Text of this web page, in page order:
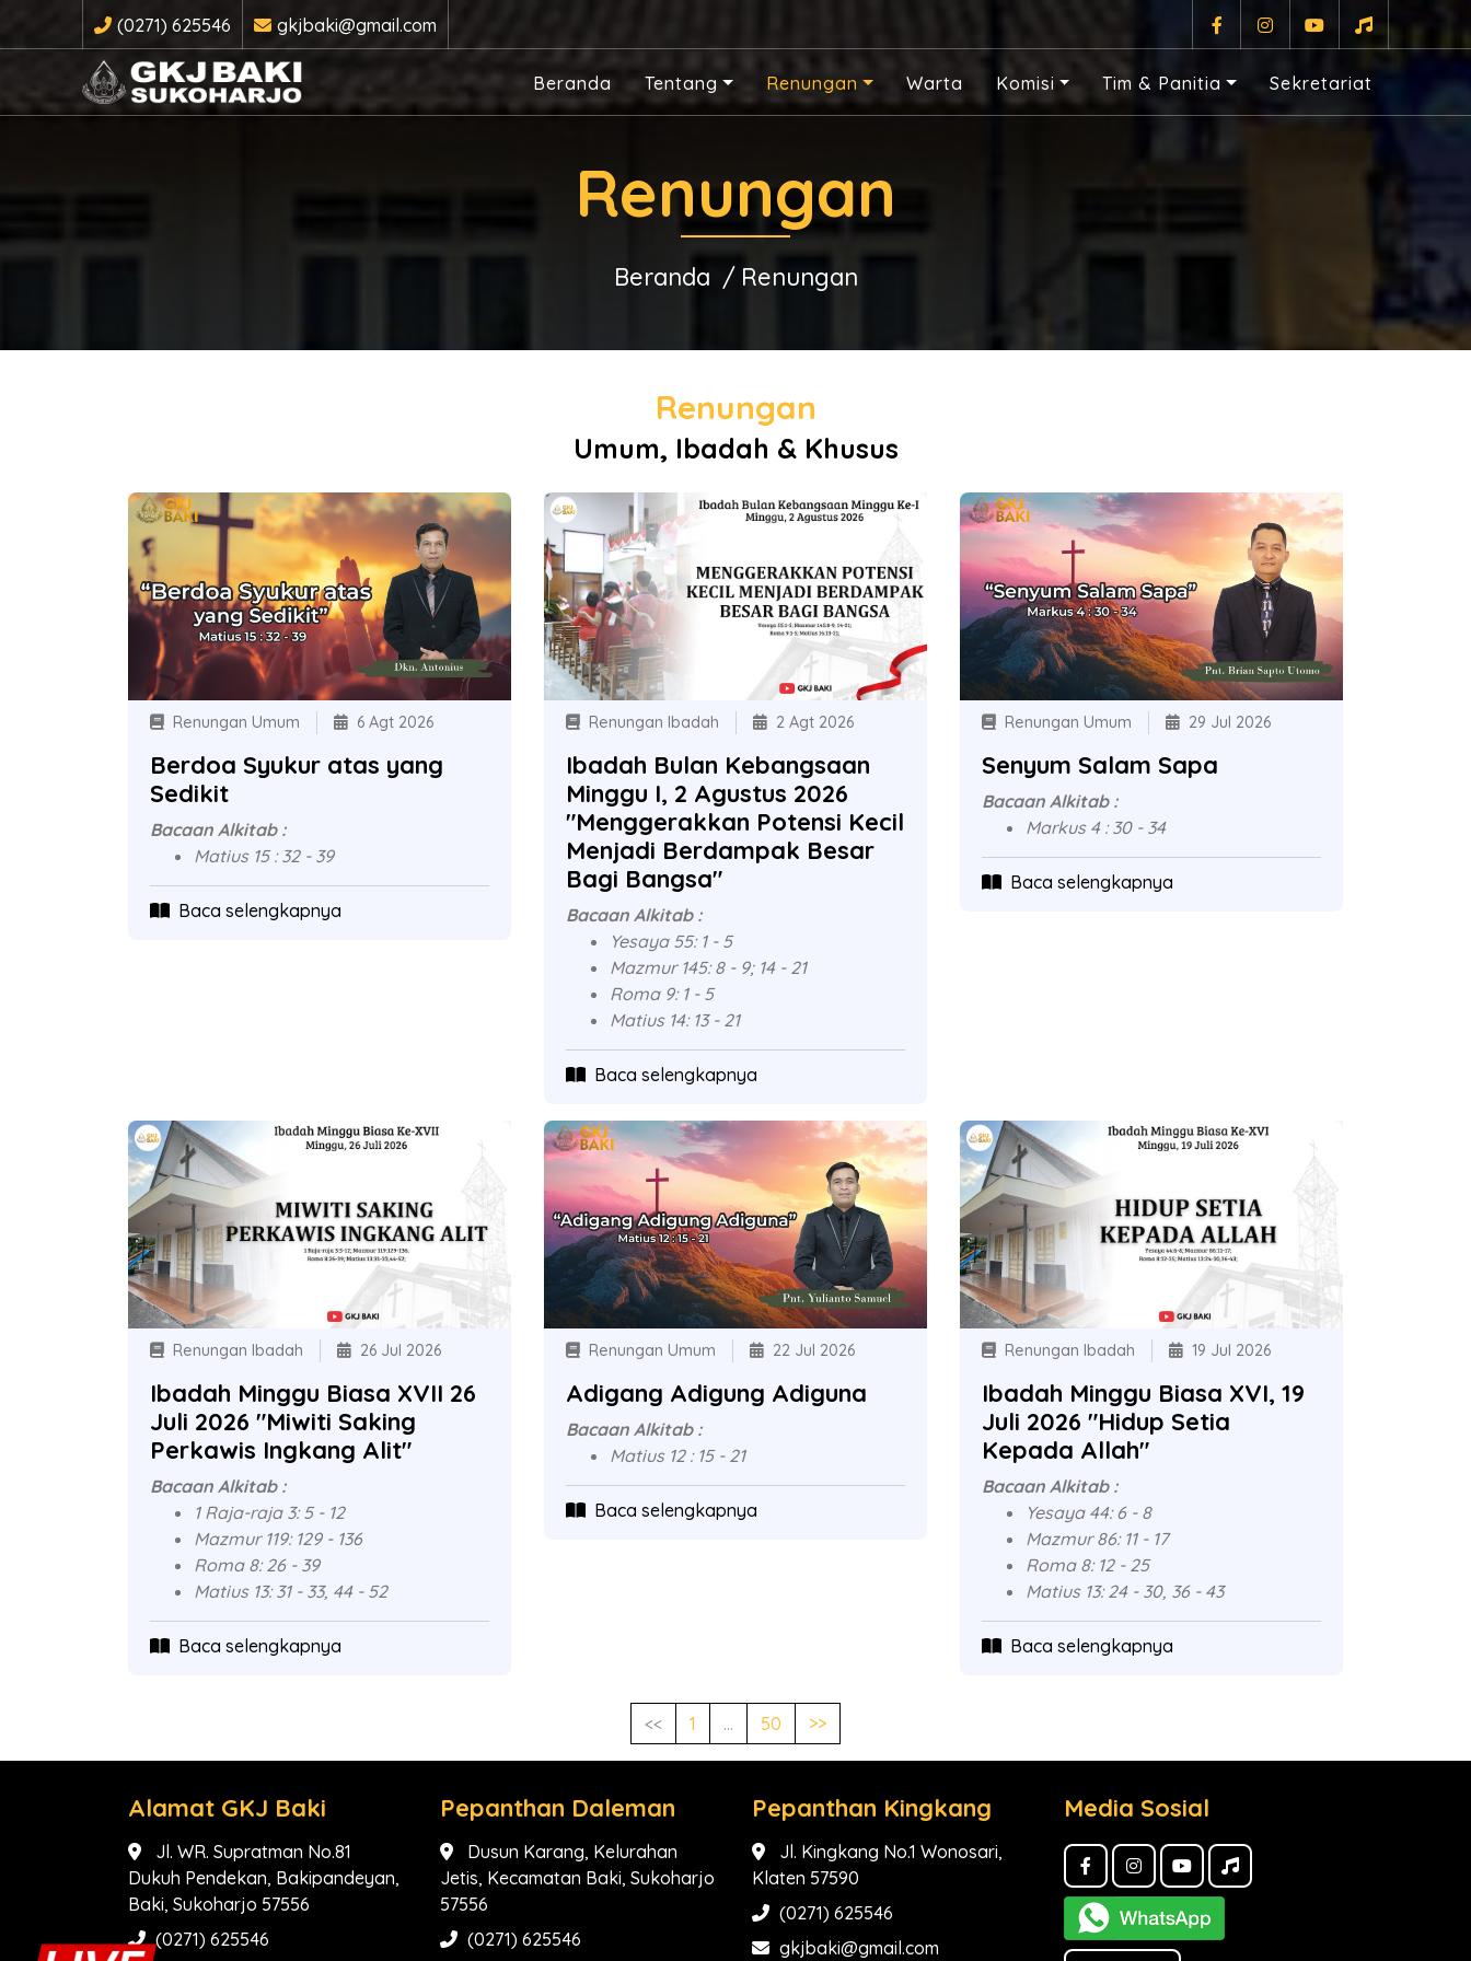
(0271) 625546 gkjbaki@gmail.com
Beranda Tentang Renungan Warta Komisi Tim & Panitia Sekretariat
Renungan
Beranda Renungan
Renungan
Umum, Ibadah & Khusus
Renungan Umum 6 Agt 2026
Berdoa Syukur atas yang
Sedikit
Bacaan Alkitab :
Matius 15 : 32 - 39
Baca selengkapnya
Renungan Ibadah 2 Agt 2026
Ibadah Bulan Kebangsaan
Minggu I, 2 Agustus 2026
"Menggerakkan Potensi Kecil
Menjadi Berdampak Besar
Bagi Bangsa"
Bacaan Alkitab :
Yesaya 55: 1 - 5
Mazmur 145: 8 - 9; 14 - 21
Roma 9: 1 - 5
Matius 14: 13 - 21
Baca selengkapnya
Renungan Umum 29 Jul 2026
Senyum Salam Sapa
Bacaan Alkitab :
Markus 4 : 30 - 34
Baca selengkapnya
Renungan Ibadah 26 Jul 2026
Ibadah Minggu Biasa XVII 26
Juli 2026 "Miwiti Saking
Perkawis Ingkang Alit"
Bacaan Alkitab :
1 Raja-raja 3: 5 - 12
Mazmur 119: 129 - 136
Roma 8: 26 - 39
Matius 13: 31 - 33, 44 - 52
Baca selengkapnya
Renungan Umum 22 Jul 2026
Adigang Adigung Adiguna
Bacaan Alkitab :
Matius 12 : 15 - 21
Baca selengkapnya
Renungan Ibadah 19 Jul 2026
Ibadah Minggu Biasa XVI, 19
Juli 2026 "Hidup Setia
Kepada Allah"
Bacaan Alkitab :
Yesaya 44: 6 - 8
Mazmur 86: 11 - 17
Roma 8: 12 - 25
Matius 13: 24 - 30, 36 - 43
Baca selengkapnya
<< 1 ... 50 >>
Alamat GKJ Baki
Jl. WR. Supratman No.81
Dukuh Pendekan, Bakipandeyan,
Baki, Sukoharjo 57556
(0271) 625546
Pepanthan Daleman
Dusun Karang, Kelurahan
Jetis, Kecamatan Baki, Sukoharjo
57556
(0271) 625546
Pepanthan Kingkang
Jl. Kingkang No.1 Wonosari,
Klaten 57590
(0271) 625546
gkjbaki@gmail.com
Media Sosial